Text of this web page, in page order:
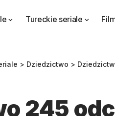
Tureckie seriale
> Dziedzictwo > Dziedzictwo
245